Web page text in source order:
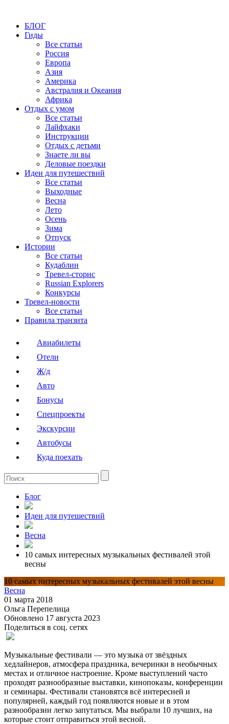
БЛОГ
Гиды
Все статьи
Россия
Европа
Азия
Америка
Австралия и Океания
Африка
Отдых с умом
Все статьи
Лайфхаки
Инструкции
Отдых с детьми
Знаете ли вы
Деловые поездки
Идеи для путешествий
Все статьи
Выходные
Весна
Лето
Осень
Зима
Отпуск
Истории
Все статьи
Кудаблин
Тревел-сторис
Russian Explorers
Конкурсы
Тревел-новости
Все статьи
Правила транзита
Авиабилеты
Отели
Ж/д
Авто
Бонусы
Спецпроекты
Экскурсии
Автобусы
Куда поехать
Блог
Идеи для путешествий
Весна
10 самых интересных музыкальных фестивалей этой
весны
10 самых интересных музыкальных фестивалей этой весны
Весна
01 марта 2018
Ольга Перепелица
Обновлено 17 августа 2023
Поделиться в соц. сетях
Музыкальные фестивали — это музыка от звёздных
хедлайнеров, атмосфера праздника, вечеринки в необычных
местах и отличное настроение. Кроме выступлений часто
проходят разнообразные выставки, кинопоказы, конференции
и семинары. Фестивали становятся всё интересней и
популярней, каждый год появляются новые и в этом
разнообразии легко запутаться. Мы выбрали 10 лучших, на
которые стоит отправиться этой весной.